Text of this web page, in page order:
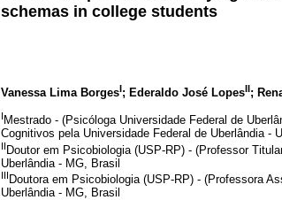
schemas in college students
Vanessa Lima BorgesI; Ederaldo José LopesII;
I Mestrado - (Psicóloga Universidade Federal de
Cognitivos pela Universidade Federal de Uberlândia -
IIDoutor em Psicobiologia (USP-RP) - (Professor
Uberlândia - MG, Brasil
III Doutora em Psicobiologia (USP-RP) - (Professora
Uberlândia - MG, Brasil